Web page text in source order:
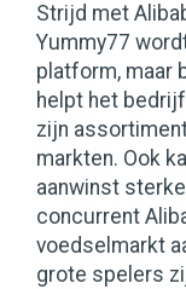
Strijd met
Yummy77
platform, maar
helpt het
zijn
markten. Ook
aanwinst
concurrent
voedselmarkt
grote spelers